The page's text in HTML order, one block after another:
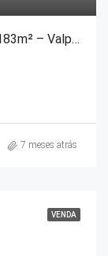
Apartamento Com 3 Quartos À Venda, 183m² – Valparaiso
7 meses atrás
VENDA